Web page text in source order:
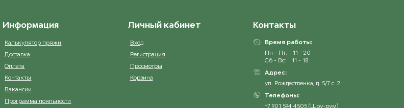
Информация
Калькулятор пряжи
Доставка
Оплата
Контакты
Вакансии
Программа лояльности
Личный кабинет
Вход
Регистрация
Просмотры
Корзина
Контакты
Время работы:
Пн - Пт:
11 - 20
Сб - Вс:
11 - 18
Адрес:
ул. Рождественка, д. 5/7 с. 2
Телефоны:
+7 901 594 4505 (Шоу-рум)